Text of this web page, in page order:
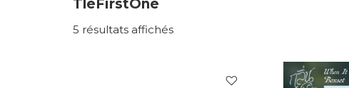
TleFirstOne
5 résultats affichés